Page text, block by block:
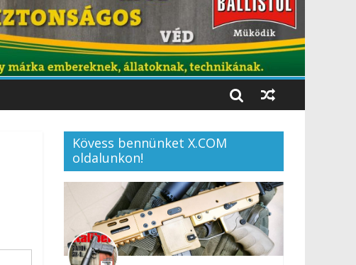
Kövess bennünket X.COM
oldalunkon!